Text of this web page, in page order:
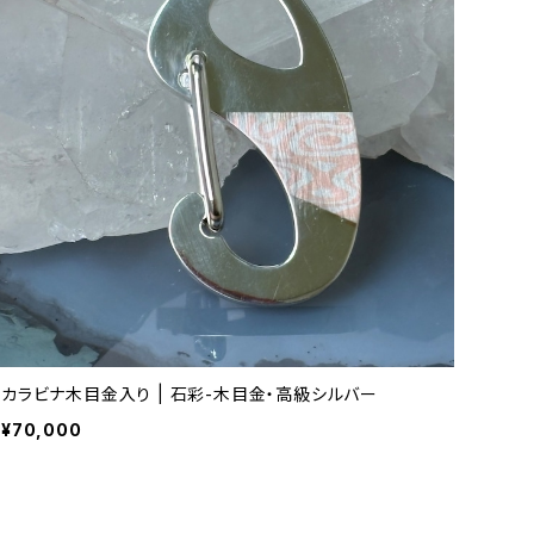
カラビナ木目金入り | 石彩-木目金・高級シルバー
¥70,000